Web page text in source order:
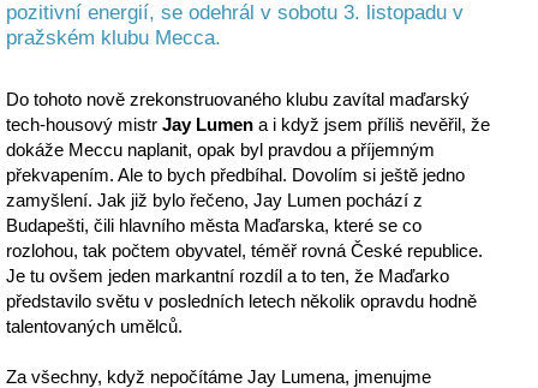
pozitivní energií, se odehrál v sobotu 3. listopadu v
pražském klubu Mecca.
Do tohoto nově zrekonstruovaného klubu zavítal maďarský
tech-housový mistr Jay Lumen a i když jsem příliš nevěřil, že
dokáže Meccu naplanit, opak byl pravdou a příjemným
překvapením. Ale to bych předbíhal. Dovolím si ještě jedno
zamyšlení. Jak již bylo řečeno, Jay Lumen pochází z
Budapešti, čili hlavního města Maďarska, které se co
rozlohou, tak počtem obyvatel, téměř rovná České republice.
Je tu ovšem jeden markantní rozdíl a to ten, že Maďarko
představilo světu v posledních letech několik opravdu hodně
talentovaných umělců.
Za všechny, když nepočítáme Jay Lumena, jmenujme